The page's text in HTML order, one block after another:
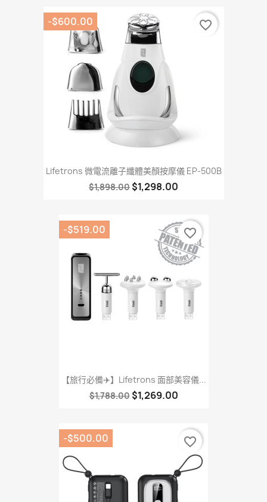
Lifetrons 微電流離子纖體美顏按摩儀 EP-500B
$1,898.00 $1,298.00
-$600.00 favorite_border
【旅行必備✈️】Lifetrons 面部美容儀...
$1,788.00 $1,269.00
-$519.00 favorite_border
-$500.00 favorite_border